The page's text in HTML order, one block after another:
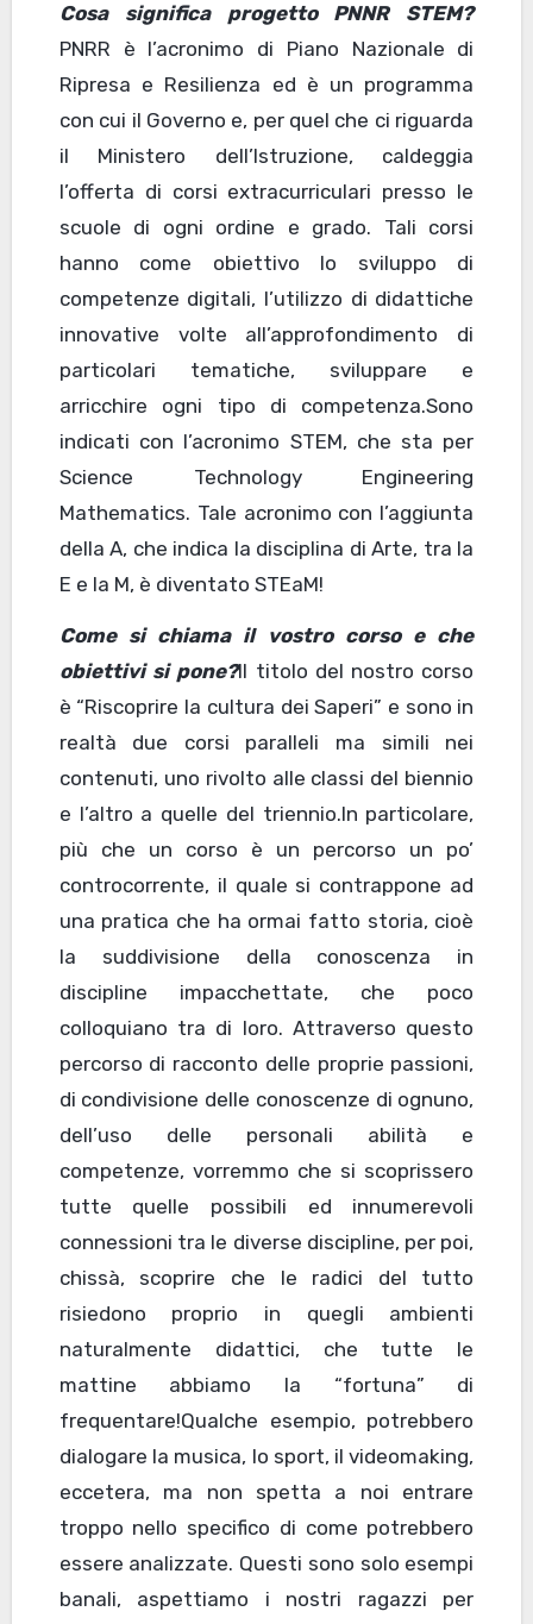
Cosa significa progetto PNNR STEM?
PNRR è l’acronimo di Piano Nazionale di
Ripresa e Resilienza ed è un programma
con cui il Governo e, per quel che ci riguarda
il Ministero dell’Istruzione, caldeggia
l’offerta di corsi extracurriculari presso le
scuole di ogni ordine e grado. Tali corsi
hanno come obiettivo lo sviluppo di
competenze digitali, l’utilizzo di didattiche
innovative volte all’approfondimento di
particolari tematiche, sviluppare e
arricchire ogni tipo di competenza.Sono
indicati con l’acronimo STEM, che sta per
Science Technology Engineering
Mathematics. Tale acronimo con l’aggiunta
della A, che indica la disciplina di Arte, tra la
E e la M, è diventato STEaM!
Come si chiama il vostro corso e che
obiettivi si pone?Il titolo del nostro corso
è “Riscoprire la cultura dei Saperi” e sono in
realtà due corsi paralleli ma simili nei
contenuti, uno rivolto alle classi del biennio
e l’altro a quelle del triennio.In particolare,
più che un corso è un percorso un po’
controcorrente, il quale si contrappone ad
una pratica che ha ormai fatto storia, cioè
la suddivisione della conoscenza in
discipline impacchettate, che poco
colloquiano tra di loro. Attraverso questo
percorso di racconto delle proprie passioni,
di condivisione delle conoscenze di ognuno,
dell’uso delle personali abilità e
competenze, vorremmo che si scoprissero
tutte quelle possibili ed innumerevoli
connessioni tra le diverse discipline, per poi,
chissà, scoprire che le radici del tutto
risiedono proprio in quegli ambienti
naturalmente didattici, che tutte le
mattine abbiamo la “fortuna” di
frequentare!Qualche esempio, potrebbero
dialogare la musica, lo sport, il videomaking,
eccetera, ma non spetta a noi entrare
troppo nello specifico di come potrebbero
essere analizzate. Questi sono solo esempi
banali, aspettiamo i nostri ragazzi per